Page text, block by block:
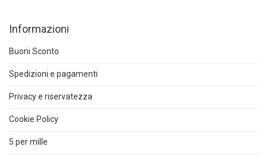
Informazioni
Buoni Sconto
Spedizioni e pagamenti
Privacy e riservatezza
Cookie Policy
5 per mille